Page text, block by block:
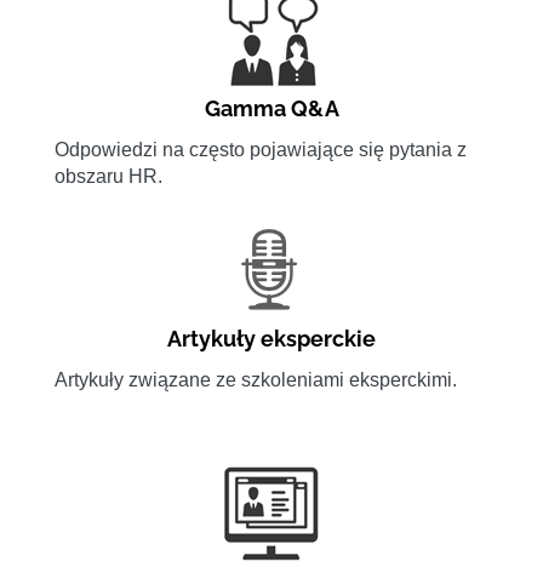
Gamma Q&A
Odpowiedzi na często pojawiające się pytania z
obszaru HR.
Artykuły eksperckie
Artykuły związane ze szkoleniami eksperckimi.